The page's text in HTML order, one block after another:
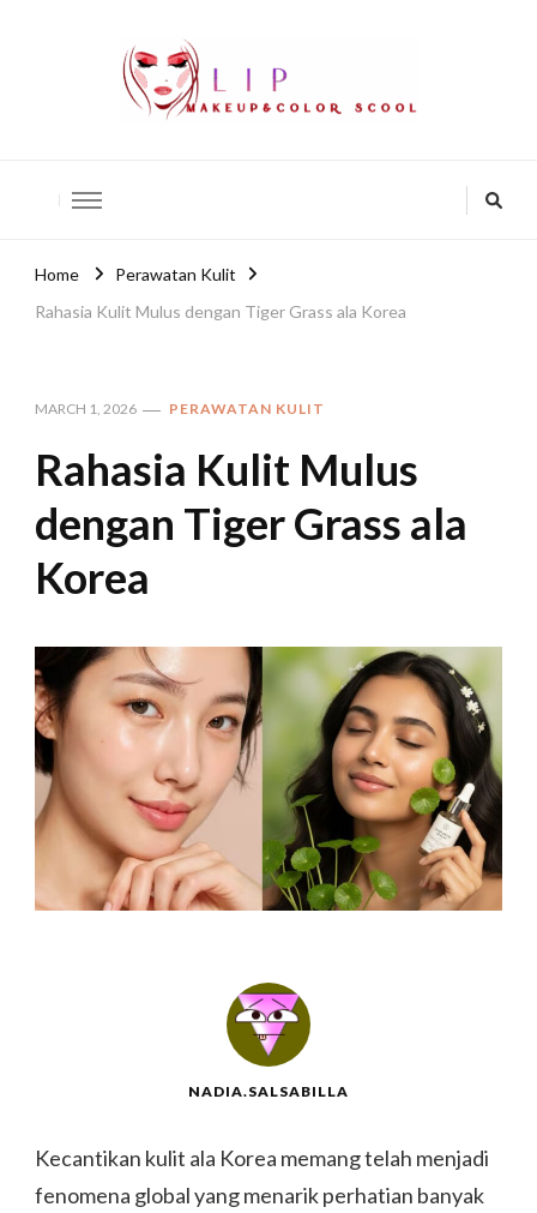
Home
Perawatan Kulit
Rahasia Kulit Mulus dengan Tiger Grass ala Korea
MARCH 1, 2026 PERAWATAN KULIT
Rahasia Kulit Mulus
dengan Tiger Grass ala
Korea
NADIA.SALSABILLA
Kecantikan kulit ala Korea memang telah menjadi
fenomena global yang menarik perhatian banyak